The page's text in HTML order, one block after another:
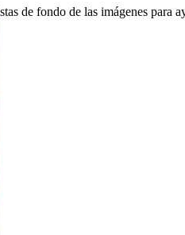
de fondo de las imágenes para